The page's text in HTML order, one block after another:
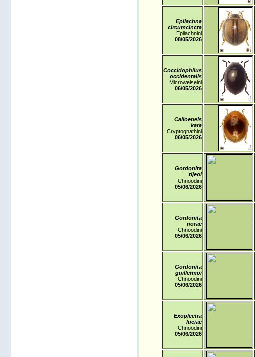
Epilachna
circumcincta
Epilachnini
08/05/2026
Coccidophilus
occidentalis
Microweiseini
06/05/2026
Calloeneis
kara
Cryptognathini
06/05/2026
Gordonita
tijeoi
Chnoodini
05/06/2026
Gordonita
norae
Chnoodini
05/06/2026
Gordonita
guillermoi
Chnoodini
05/06/2026
Exoplectra
luciae
Chnoodini
05/06/2026